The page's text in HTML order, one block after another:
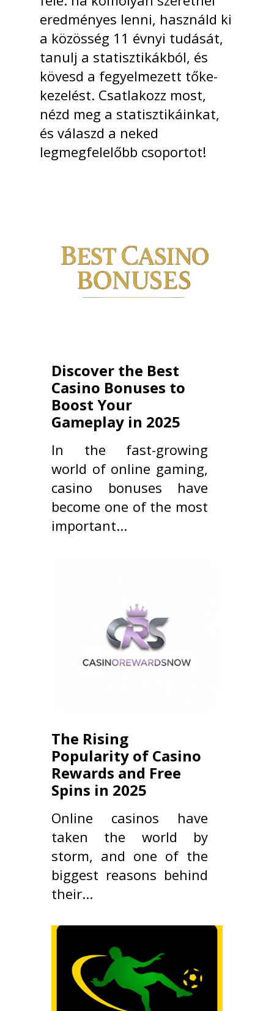
eredményes lenni, használd ki
a közösség 11 évnyi tudását,
tanulj a statisztikákból, és
kövesd a fegyelmezett tőke-
kezelést. Csatlakozz most,
nézd meg a statisztikáinkat,
és válaszd a neked
legmegfelelőbb csoportot!
Discover the Best
Casino Bonuses to
Boost Your
Gameplay in 2025
In the fast-growing
world of online gaming,
casino bonuses have
become one of the most
important...
The Rising
Popularity of Casino
Rewards and Free
Spins in 2025
Online casinos have
taken the world by
storm, and one of the
biggest reasons behind
their...